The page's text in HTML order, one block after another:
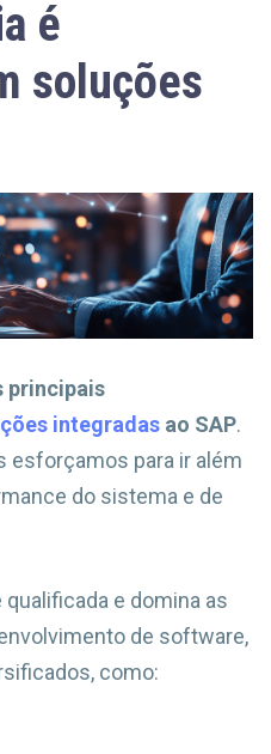
é
soluções
principais
integradas ao SAP.
esforçamos para ir além
do sistema e de
e domina as
de software,
como: